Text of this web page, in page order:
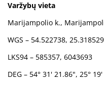
Varžybų vieta
Marijampolio k.,
WGS – 54.522738, 25.318529
LKS94 – 585357, 6043693
DEG – 54° 31' 21.86", 25°